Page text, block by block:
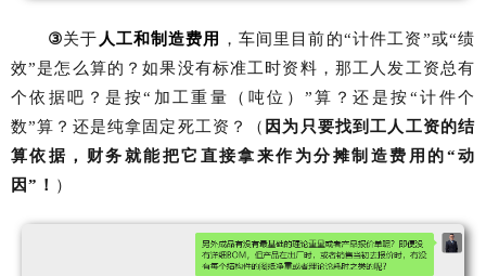
③关于 人工和制造费用
，车间里目前的“计件工资”或“绩
效”是怎么算的？如果没有标准工时资料，那工人发工资总有
个依据吧？是按“加工重量（吨位）”算？还是按“计件个
数”算？还是纯拿固定死工资？（ 因为只要找到工人工资的结
算依据，财务就能把它直接拿来作为分摊制造费用的“动
因”！ ）